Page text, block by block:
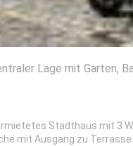
Lage mit Garten,
Stadthaus mit 3
mit Ausgang zu